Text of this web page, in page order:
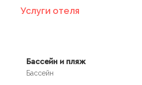
Услуги отеля
Бассейн и пляж
Бассейн